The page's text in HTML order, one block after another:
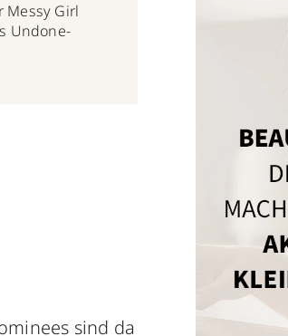
Messy Girl
Undone-
sind da